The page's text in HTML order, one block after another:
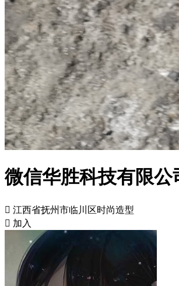
微信华胜科技有限公
 江西省抚州市临川区时尚造型
 加入